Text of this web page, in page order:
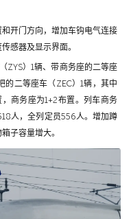
开门方向，增加车钩电气连接
感器及显示界面。
ZYS）1辆、带商务座的二等座
的二等座车（ZEC）1辆，其中
商务座为1+2布置。列车商务
人，全列定员556人。增加蹲
子容量增大。